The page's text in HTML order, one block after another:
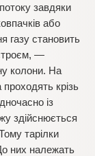
завдяки
або
газу становить
—
колони. На
проходять крізь
із
здійснюється
тарілки
них належать